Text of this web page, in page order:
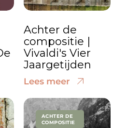
Achter de
compositie |
Vivaldi's Vier
Jaargetijden
Lees meer
ACHTER DE
COMPOSITIE